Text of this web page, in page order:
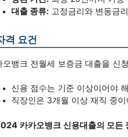
대출 종류: 고정금리와 변동금
격 요건
오뱅크 전월세 보증금 대출을 신
신용 점수는 기준 이상이어야
직장인은 3개월 이상 재직 중
카카오뱅크 신용대출의 모든